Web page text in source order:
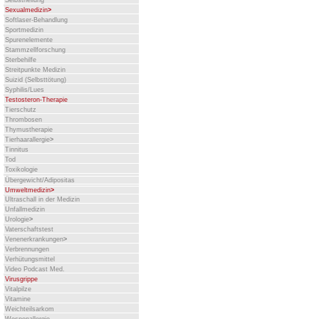
Sexualmedizin>
Softlaser-Behandlung
Sportmedizin
Spurenelemente
Stammzellforschung
Sterbehilfe
Streitpunkte Medizin
Suizid (Selbsttötung)
Syphilis/Lues
Testosteron-Therapie
Tierschutz
Thrombosen
Thymustherapie
Tierhaarallergie>
Tinnitus
Tod
Toxikologie
Übergewicht/Adipositas
Umweltmedizin>
Ultraschall in der Medizin
Unfallmedizin
Urologie>
Vaterschaftstest
Venenerkrankungen>
Verbrennungen
Verhütungsmittel
Video Podcast Med.
Virusgrippe
Vitalpilze
Vitamine
Weichteilsarkom